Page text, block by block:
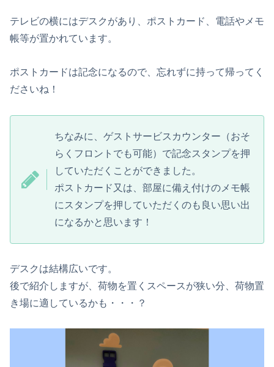
テレビの横にはデスクがあり、ポストカード、電話やメモ
帳等が置かれています。
ポストカードは記念になるので、忘れずに持って帰ってく
ださいね！
ちなみに、ゲストサービスカウンター（おそ
らくフロントでも可能）で記念スタンプを押
していただくことができました。
ポストカード又は、部屋に備え付けのメモ帳
にスタンプを押していただくのも良い思い出
になるかと思います！
デスクは結構広いです。
後で紹介しますが、荷物を置くスペースが狭い分、荷物置
き場に適しているかも・・・？